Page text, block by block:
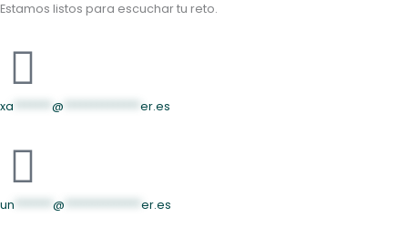
Estamos listos para escuchar tu reto.
xa @ er.es
un @ er.es